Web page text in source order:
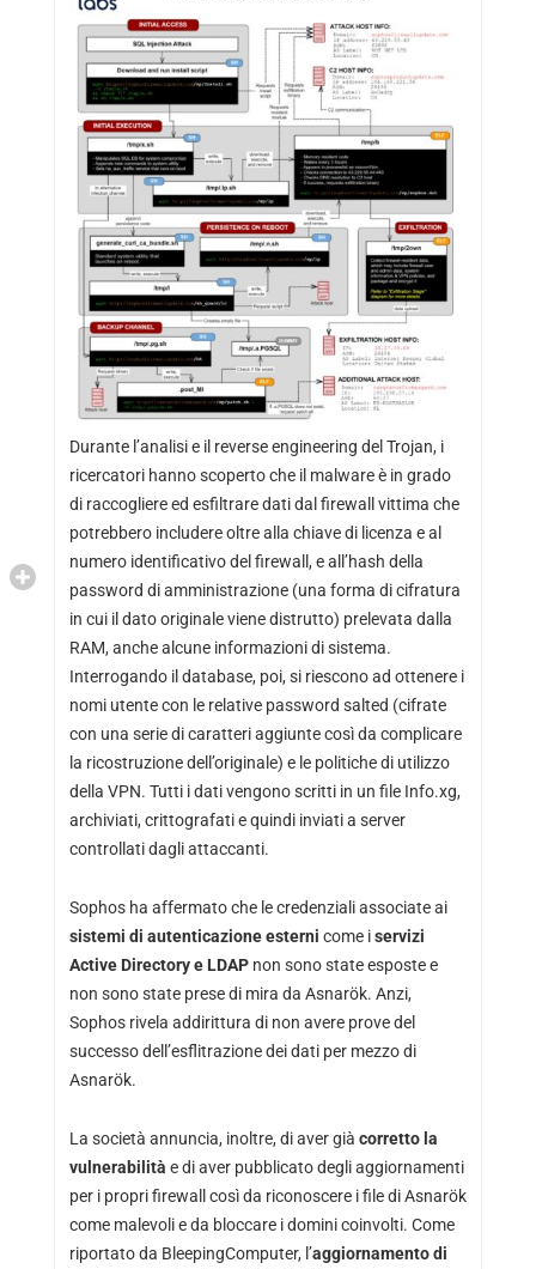
Durante l’analisi e il reverse engineering del Trojan, i
ricercatori hanno scoperto che il malware è in grado
di raccogliere ed esfiltrare dati dal firewall vittima che
potrebbero includere oltre alla chiave di licenza e al
numero identificativo del firewall, e all’hash della
password di amministrazione (una forma di cifratura
in cui il dato originale viene distrutto) prelevata dalla
RAM, anche alcune informazioni di sistema.
Interrogando il database, poi, si riescono ad ottenere i
nomi utente con le relative password salted (cifrate
con una serie di caratteri aggiunte così da complicare
la ricostruzione dell’originale) e le politiche di utilizzo
della VPN. Tutti i dati vengono scritti in un file Info.xg,
archiviati, crittografati e quindi inviati a server
controllati dagli attaccanti.
Sophos ha affermato che le credenziali associate ai
sistemi di autenticazione esterni come iservizi
Active Directory e LDAPnon sono state esposte e
non sono state prese di mira da Asnarök. Anzi,
Sophos rivela addirittura di non avere prove del
successo dell’esflitrazione dei dati per mezzo di
Asnarök.
La società annuncia, inoltre, di aver già corretto la
vulnerabilità e di aver pubblicato degli aggiornamenti
per i propri firewall così da riconoscere i file di Asnarök
come malevoli e da bloccare i domini coinvolti. Come
riportato da BleepingComputer, l’aggiornamento di